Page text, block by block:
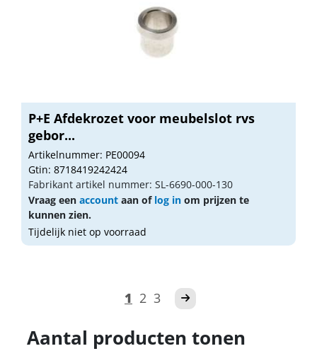
P+E Afdekrozet voor meubelslot rvs
gebor...
Artikelnummer: PE00094
Gtin: 8718419242424
Fabrikant artikel nummer: SL-6690-000-130
Vraag een account aan of log in om prijzen te
kunnen zien.
Tijdelijk niet op voorraad
1 2 3
Aantal producten tonen